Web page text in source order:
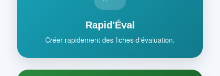
Rapid'Éval
Créer rapidement des fiches d'évaluation.